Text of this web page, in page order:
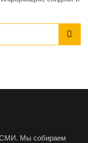
СМИ. Мы собираем